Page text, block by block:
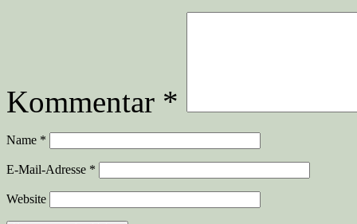
Kommentar *
Name *
E-Mail-Adresse *
Website